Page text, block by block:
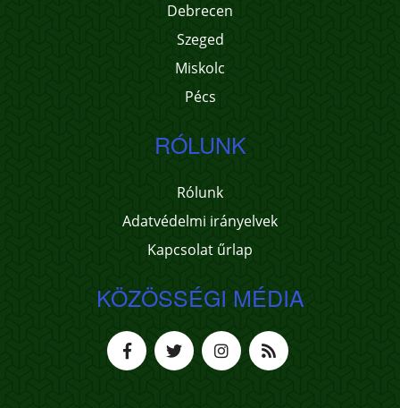
Debrecen
Szeged
Miskolc
Pécs
RÓLUNK
Rólunk
Adatvédelmi irányelvek
Kapcsolat űrlap
KÖZÖSSÉGI MÉDIA